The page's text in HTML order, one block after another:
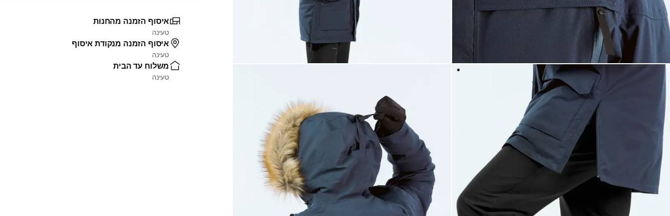
איסוף הזמנה מהחנות
טעינה
איסוף הזמנה מנקודת איסוף
טעינה
משלוח עד הבית
טעינה